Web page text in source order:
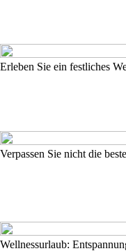
Erleben Sie ein festliches
Verpassen Sie nicht die
Wellnessurlaub: